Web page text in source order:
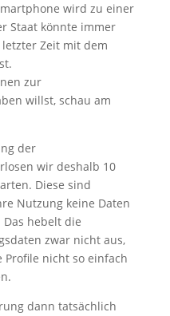
wird zu einer
Staat könnte immer
Zeit mit dem
zur
willst, schau am
der
wir deshalb 10
Diese sind
Nutzung keine Daten
hebelt die
zwar nicht aus,
nicht so einfach
dann tatsächlich